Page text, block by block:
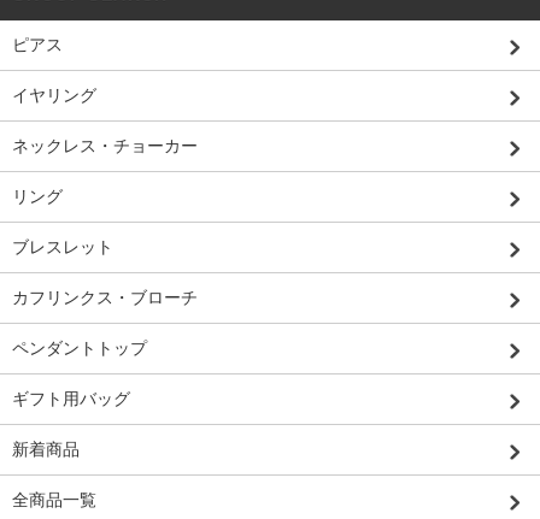
ピアス
イヤリング
ネックレス・チョーカー
リング
ブレスレット
カフリンクス・ブローチ
ペンダントトップ
ギフト用バッグ
新着商品
全商品一覧